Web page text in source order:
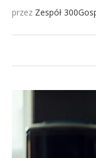
przez Zespół